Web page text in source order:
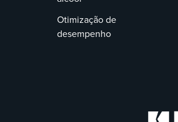
Otimização de
desempenho